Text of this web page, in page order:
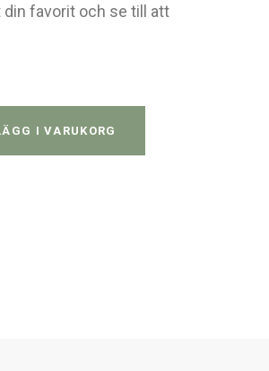
din favorit och se till att
I VARUKORG